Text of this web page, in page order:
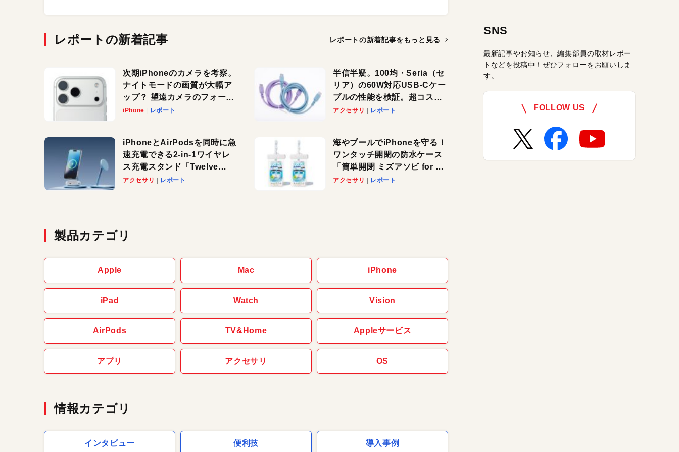
レポートの新着記事 レポートの新着記事をもっと見る
次期iPhoneのカメラを考察。
ナイトモードの画質が大幅ア
ップ？ 望遠カメラのフォーカ
スがさらにシャープに？
iPhone レポート
半信半疑。100均・Seria（セ
リア）の60W対応USB-Cケー
ブルの性能を検証。超コスパ
の1本を発見か？
アクセサリ レポート
iPhoneとAirPodsを同時に急
速充電できる2-in-1ワイヤレ
ス充電スタンド「Twelve
South HiRise 2 Deluxe」が
アクセサリ レポート
海やプールでiPhoneを守る！
ワンタッチ開閉の防水ケース
「簡単開閉 ミズアソビ for ス
マホ」で夏のレジャーを満喫
アクセサリ レポート
製品カテゴリ
Apple Mac iPhone
iPad Watch Vision
AirPods TV&Home Appleサービス
アプリ アクセサリ OS
情報カテゴリ
インタビュー 便利技 導入事例
SNS
最新記事やお知らせ、編集部員の取材レポー
トなどを投稿中！ぜひフォローをお願いしま
す。
FOLLOW US